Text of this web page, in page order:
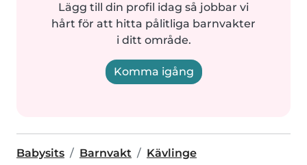
Lägg till din profil idag så jobbar vi
hårt för att hitta pålitliga barnvakter
i ditt område.
Komma igång
Babysits Barnvakt Kävlinge